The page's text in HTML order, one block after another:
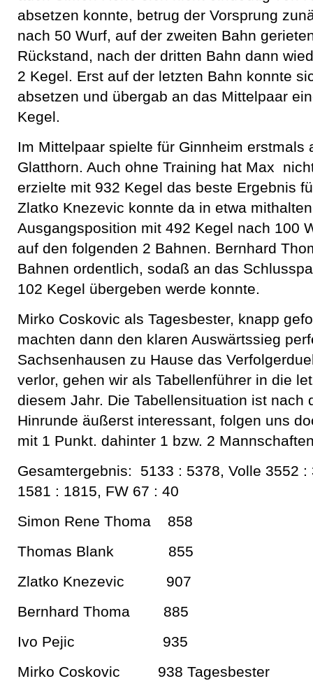
absetzen konnte, betrug der Vorsprung
nach 50 Wurf, auf der zweiten Bahn
Rückstand, nach der dritten Bahn dann
2 Kegel. Erst auf der letzten Bahn konnte
absetzen und übergab an das Mittelpaar
Kegel.
Im Mittelpaar spielte für Ginnheim erstmals
Glatthorn. Auch ohne Training hat Max
erzielte mit 932 Kegel das beste Ergebnis
Zlatko Knezevic konnte da in etwa
Ausgangsposition mit 492 Kegel nach 100
auf den folgenden 2 Bahnen. Bernhard
Bahnen ordentlich, sodaß an das
102 Kegel übergeben werde konnte.
Mirko Coskovic als Tagesbester, knapp
machten dann den klaren Auswärtssieg
Sachsenhausen zu Hause das
verlor, gehen wir als Tabellenführer in die
diesem Jahr. Die Tabellensituation ist nach
Hinrunde äußerst interessant, folgen uns
mit 1 Punkt. dahinter 1 bzw. 2
Gesamtergebnis: 5133 : 5378, Volle 3552 :
1581 : 1815, FW 67 : 40
Simon Rene Thoma 858
Thomas Blank 855
Zlatko Knezevic 907
Bernhard Thoma 885
Ivo Pejic 935
Mirko Coskovic 938 Tagesbester